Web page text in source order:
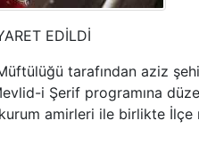
EDİLDİ
tarafından aziz
i Şerif programına
amirleri ile birlikte İlçe